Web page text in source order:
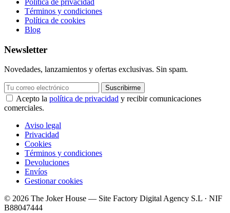
Términos y condiciones
Política de cookies
Blog
Newsletter
Novedades, lanzamientos y ofertas exclusivas. Sin spam.
Suscribirme
Acepto la política de privacidad y recibir comunicaciones
comerciales.
Aviso legal
Privacidad
Cookies
Términos y condiciones
Devoluciones
Envíos
Gestionar cookies
© 2026 The Joker House — Site Factory Digital Agency S.L · NIF
B88047444